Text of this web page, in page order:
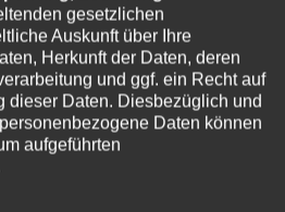
gesetzlichen
Auskunft über Ihre
Herkunft der Daten, deren
und ggf. ein Recht auf
dieser Daten. Diesbezüglich und
Daten können
aufgeführten